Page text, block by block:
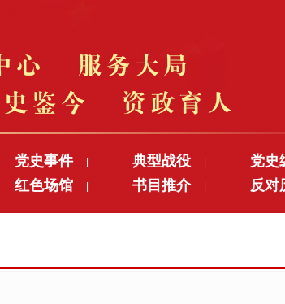
党史事件 典型战役 党史
红色场馆 书目推介 反对